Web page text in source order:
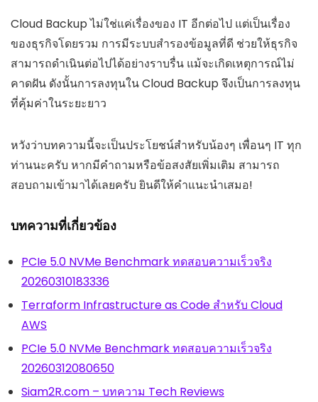
Cloud Backup ไม่ใช่แค่เรื่องของ IT อีกต่อไป แต่เป็นเรื่อง
ของธุรกิจโดยรวม การมีระบบสำรองข้อมูลที่ดี ช่วยให้ธุรกิจ
สามารถดำเนินต่อไปได้อย่างราบรื่น แม้จะเกิดเหตุการณ์ไม่
คาดฝัน ดังนั้นการลงทุนใน Cloud Backup จึงเป็นการลงทุน
ที่คุ้มค่าในระยะยาว
หวังว่าบทความนี้จะเป็นประโยชน์สำหรับน้องๆ เพื่อนๆ IT ทุก
ท่านนะครับ หากมีคำถามหรือข้อสงสัยเพิ่มเติม สามารถ
สอบถามเข้ามาได้เลยครับ ยินดีให้คำแนะนำเสมอ!
บทความที่เกี่ยวข้อง
PCIe 5.0 NVMe Benchmark ทดสอบความเร็วจริง
20260310183336
Terraform Infrastructure as Code สำหรับ Cloud
AWS
PCIe 5.0 NVMe Benchmark ทดสอบความเร็วจริง
20260312080650
Siam2R.com – บทความ Tech Reviews